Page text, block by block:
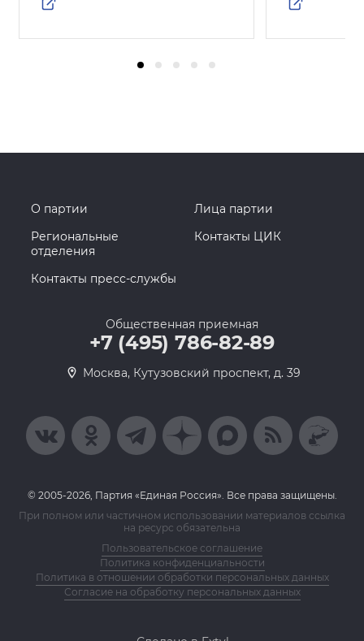
О партии
Лица партии
Региональные
отделения
Контакты ЦИК
Контакты пресс-службы
Общественная приемная
+7 (495) 786-82-89
Москва, Кутузовский проспект, д. 39
© 2005-2026, Партия «Единая Россия». Все права защищены.
При полном или частичном использовании материалов ссылка
на ресурс обязательна
Пользовательское соглашение
Политика конфиденциальности
Политика в отношении обработки персональных данных
Согласие на обработку персональных данных